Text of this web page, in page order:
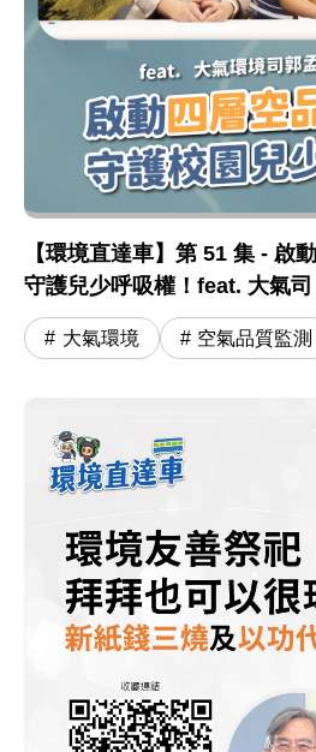
【環境直達車】第 51 集 - 啟
守護兒少呼吸權！feat. 大氣
大氣環境 空氣品質監測